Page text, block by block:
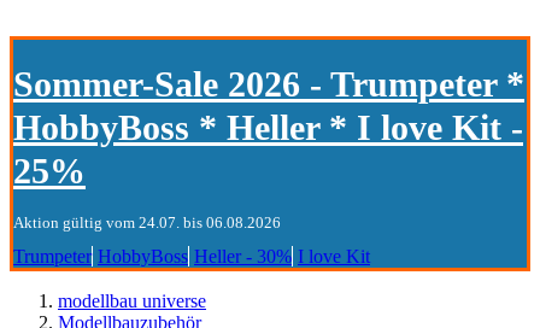
Sommer-Sale 2026 - Trumpeter *
HobbyBoss * Heller * I love Kit -
25%
Aktion gültig vom 24.07. bis 06.08.2026
Trumpeter HobbyBoss Heller - 30% I love Kit
modellbau universe
Modellbauzubehör